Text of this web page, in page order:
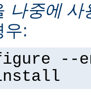
나중에 사
우:
--